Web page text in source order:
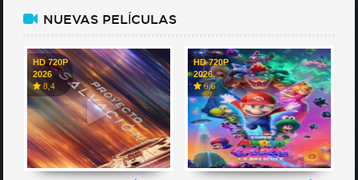
NUEVAS PELÍCULAS
HD 720P
2026
8,4
HD 720P
2026
6,6